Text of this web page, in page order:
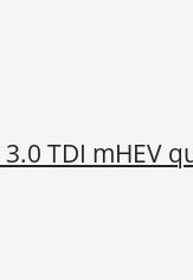
3.0 TDI mHEV